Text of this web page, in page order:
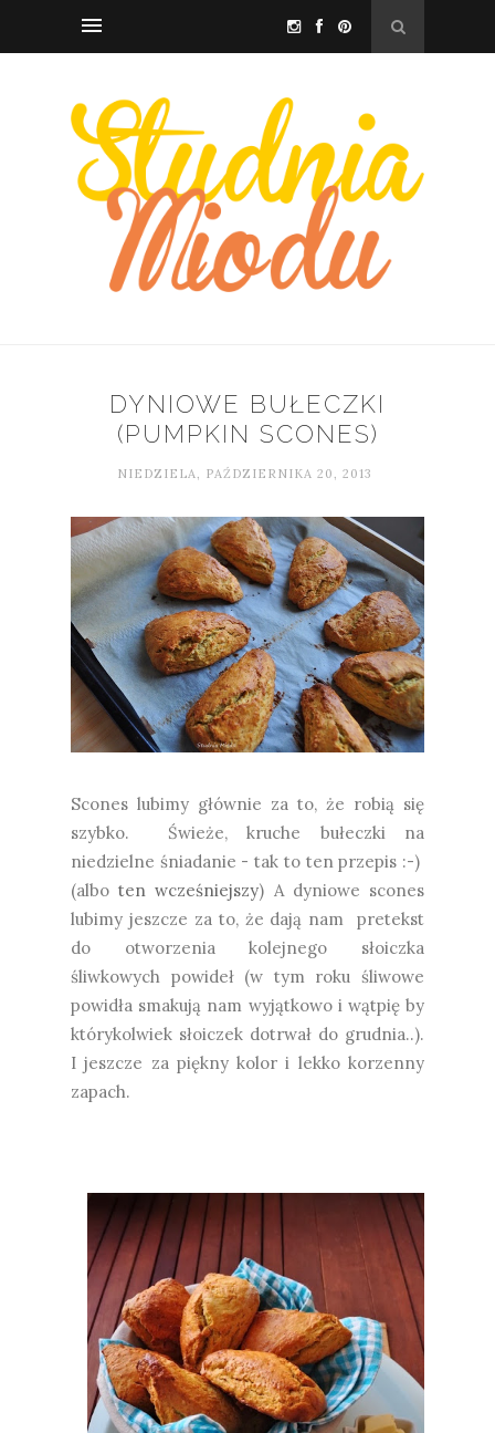
DYNIOWE BUŁECZKI
(PUMPKIN SCONES)
NIEDZIELA, PAŹDZIERNIKA 20, 2013
Scones lubimy głównie za to, że robią się
szybko. Świeże, kruche bułeczki na
niedzielne śniadanie - tak to ten przepis :-)
(alboten wcześniejszy) A dyniowe scones
lubimy jeszcze za to, że dają nam pretekst
do otworzenia kolejnego słoiczka
śliwkowych powideł (w tym roku śliwowe
powidła smakują nam wyjątkowo i wątpię by
którykolwiek słoiczek dotrwał do grudnia..).
I jeszcze za piękny kolor i lekko korzenny
zapach.